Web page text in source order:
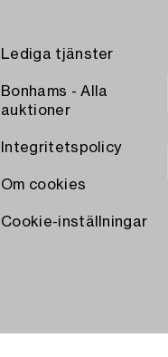
Lediga tjänster
Bonhams - Alla
auktioner
Integritetspolicy
Om cookies
Cookie-inställningar